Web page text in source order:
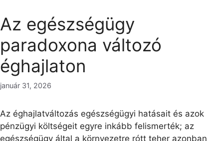
Az egészségügy
paradoxona változó
éghajlaton
január 31, 2026
Az éghajlatváltozás egészségügyi hatásait és azok
pénzügyi költségeit egyre inkább felismerték; az
egészségügy által a környezetre rótt teher azonban